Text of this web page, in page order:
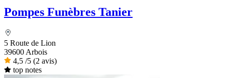
Pompes Funèbres Tanier
5 Route de Lion
39600 Arbois
4,5 /5 (2 avis)
top notes